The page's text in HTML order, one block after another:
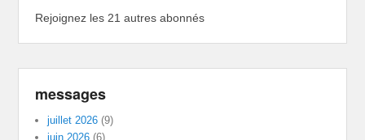
Rejoignez les 21 autres abonnés
messages
juillet 2026 (9)
juin 2026 (6)